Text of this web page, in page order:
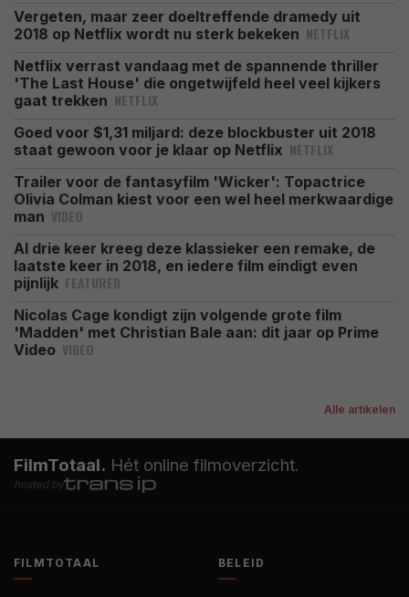
Vergeten, maar zeer doeltreffende dramedy uit
2018 op Netflix wordt nu sterk bekeken NETFLIX
Netflix verrast vandaag met de spannende thriller
'The Last House' die ongetwijfeld heel veel kijkers
gaat trekken NETFLIX
Goed voor $1,31 miljard: deze blockbuster uit 2018
staat gewoon voor je klaar op Netflix NETFLIX
Trailer voor de fantasyfilm 'Wicker': Topactrice
Olivia Colman kiest voor een wel heel merkwaardige
man VIDEO
Al drie keer kreeg deze klassieker een remake, de
laatste keer in 2018, en iedere film eindigt even
pijnlijk FEATURED
Nicolas Cage kondigt zijn volgende grote film
'Madden' met Christian Bale aan: dit jaar op Prime
Video VIDEO
Alle artikelen
FilmTotaal. Hét online filmoverzicht.
hosted by
FILMTOTAAL BELEID